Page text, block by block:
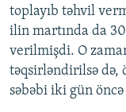
toplayıb təhvil
ilin martında da
verilmişdi. O
təqsirləndirilsə də,
səbəbi iki gün